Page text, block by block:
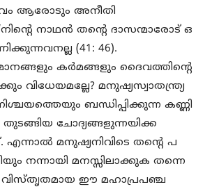
ആരോടും അനീതി
നാഥൻ തന്റെ ദാസന്മാരോട് ഒ
(41: 46).
കർമങ്ങളും ദൈവത്തിന്റെ
വിധേയമല്ലേ? മനുഷ്യസ്വാതന്ത്ര്യ
ബന്ധിപ്പിക്കുന്ന കണ്ണി
ചോദ്യങ്ങളുന്നയിക്ക
എന്നാൽ മനുഷ്യനിവിടെ തന്റെ പ
നന്നായി മനസ്സിലാക്കുക തന്നെ
ഈ മഹാപ്രപഞ്ച